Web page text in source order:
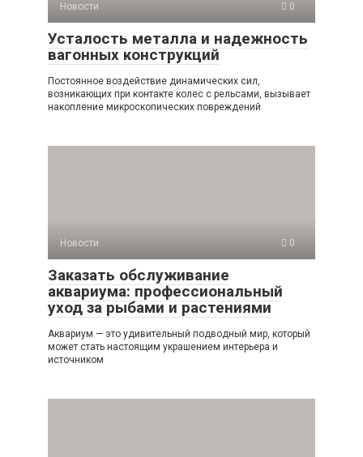
Новости 0
Усталость металла и надежность
вагонных конструкций
Постоянное воздействие динамических сил,
возникающих при контакте колес с рельсами, вызывает
накопление микроскопических повреждений
Новости 0
Заказать обслуживание
аквариума: профессиональный
уход за рыбами и растениями
Аквариум — это удивительный подводный мир, который
может стать настоящим украшением интерьера и
источником